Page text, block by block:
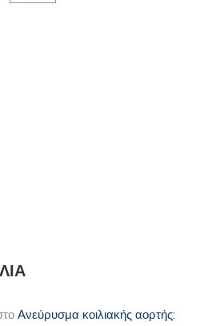
Ανεύρυσμα κοιλιακής αορτής: